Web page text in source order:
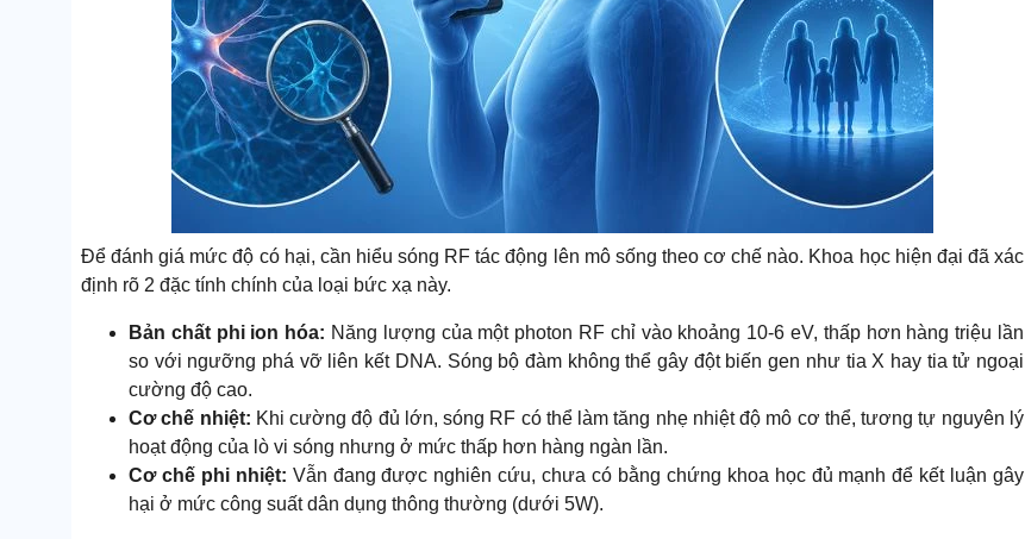
Để đánh giá mức độ có hại, cần hiểu sóng RF tác động lên mô sống theo cơ chế nào. Khoa học hiện đại đã xác
định rõ 2 đặc tính chính của loại bức xạ này.
Bản chất phi ion hóa: Năng lượng của một photon RF chỉ vào khoảng 10-6 eV, thấp hơn hàng triệu lần
so với ngưỡng phá vỡ liên kết DNA. Sóng bộ đàm không thể gây đột biến gen như tia X hay tia tử ngoại
cường độ cao.
Cơ chế nhiệt: Khi cường độ đủ lớn, sóng RF có thể làm tăng nhẹ nhiệt độ mô cơ thể, tương tự nguyên lý
hoạt động của lò vi sóng nhưng ở mức thấp hơn hàng ngàn lần.
Cơ chế phi nhiệt: Vẫn đang được nghiên cứu, chưa có bằng chứng khoa học đủ mạnh để kết luận gây
hại ở mức công suất dân dụng thông thường (dưới 5W).